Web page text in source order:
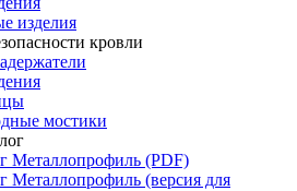
изделия
кровли
мостики
Металлопрофиль (PDF)
Металлопрофиль (версия для